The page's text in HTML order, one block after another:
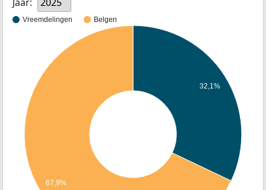
Jaar: 2025
Vreemdelingen Belgen
32,1%
67,9%